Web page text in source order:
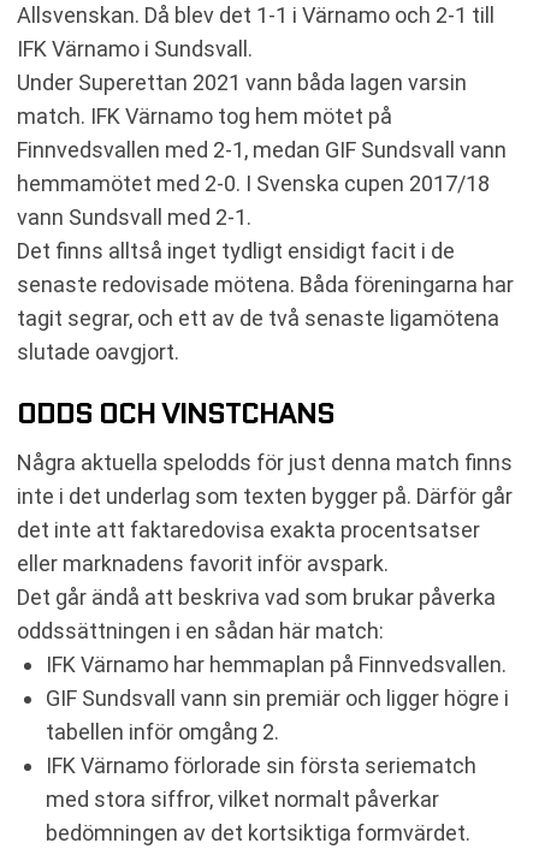
Allsvenskan. Då blev det 1-1 i Värnamo och 2-1 till
IFK Värnamo i Sundsvall.
Under Superettan 2021 vann båda lagen varsin
match. IFK Värnamo tog hem mötet på
Finnvedsvallen med 2-1, medan GIF Sundsvall vann
hemmamötet med 2-0. I Svenska cupen 2017/18
vann Sundsvall med 2-1.
Det finns alltså inget tydligt ensidigt facit i de
senaste redovisade mötena. Båda föreningarna har
tagit segrar, och ett av de två senaste ligamötena
slutade oavgjort.
ODDS OCH VINSTCHANS
Några aktuella spelodds för just denna match finns
inte i det underlag som texten bygger på. Därför går
det inte att faktaredovisa exakta procentsatser
eller marknadens favorit inför avspark.
Det går ändå att beskriva vad som brukar påverka
oddssättningen i en sådan här match:
IFK Värnamo har hemmaplan på Finnvedsvallen.
GIF Sundsvall vann sin premiär och ligger högre i
tabellen inför omgång 2.
IFK Värnamo förlorade sin första seriematch
med stora siffror, vilket normalt påverkar
bedömningen av det kortsiktiga formvärdet.